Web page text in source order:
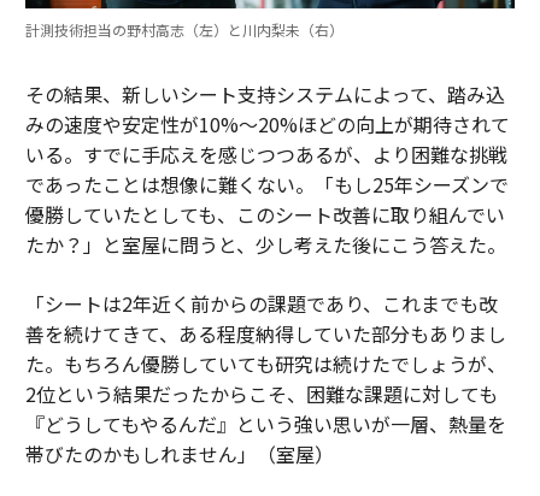
計測技術担当の野村高志（左）と川内梨未（右）
その結果、新しいシート支持システムによって、踏み込
みの速度や安定性が10%〜20%ほどの向上が期待されて
いる。すでに手応えを感じつつあるが、より困難な挑戦
であったことは想像に難くない。「もし25年シーズンで
優勝していたとしても、このシート改善に取り組んでい
たか？」と室屋に問うと、少し考えた後にこう答えた。
「シートは2年近く前からの課題であり、これまでも改
善を続けてきて、ある程度納得していた部分もありまし
た。もちろん優勝していても研究は続けたでしょうが、
2位という結果だったからこそ、困難な課題に対しても
『どうしてもやるんだ』という強い思いが一層、熱量を
帯びたのかもしれません」（室屋）